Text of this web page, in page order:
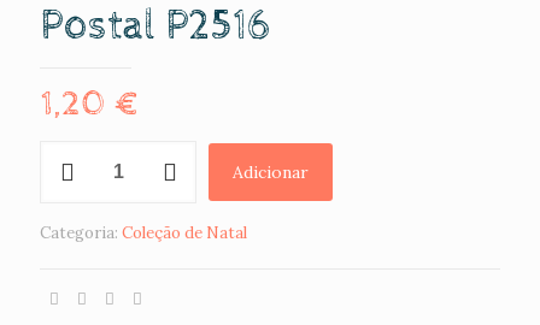
Postal P2516
1,20 €
Adicionar
Categoria: Coleção de Natal